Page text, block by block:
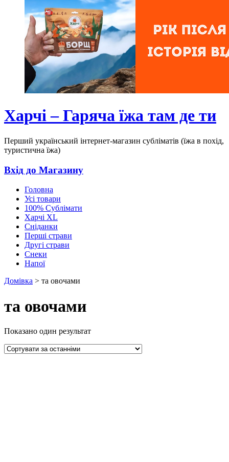
Харчі – Гаряча їжа там де ти
Перший український інтернет-магазин субліматів (їжа в похід,
туристична їжа)
Вхід до Магазину
Головна
Усі товари
100% Сублімати
Харчі XL
Сніданки
Перші страви
Другі страви
Снеки
Напої
Домівка > та овочами
та овочами
Показано один результат